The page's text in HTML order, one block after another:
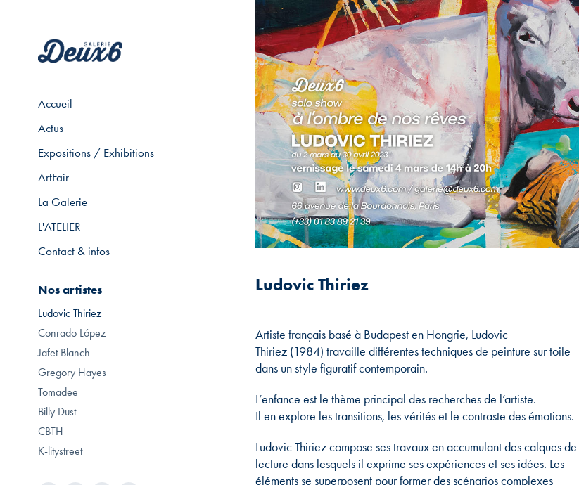
Accueil
Actus
Expositions / Exhibitions
ArtFair
La Galerie
L'ATELIER
Contact & infos
Nos artistes
Ludovic Thiriez
Conrado López
Jafet Blanch
Gregory Hayes
Tomadee
Billy Dust
CBTH
K-litystreet
Ludovic Thiriez
Artiste français basé à Budapest en Hongrie, Ludovic
Thiriez (1984) travaille différentes techniques de peinture sur toile
dans un style figuratif contemporain.
L’enfance est le thème principal des recherches de l’artiste.
Il en explore les transitions, les vérités et le contraste des émotions.
Ludovic Thiriez compose ses travaux en accumulant des calques de
lecture dans lesquels il exprime ses expériences et ses idées. Les
éléments se superposent pour former des scénarios complexes